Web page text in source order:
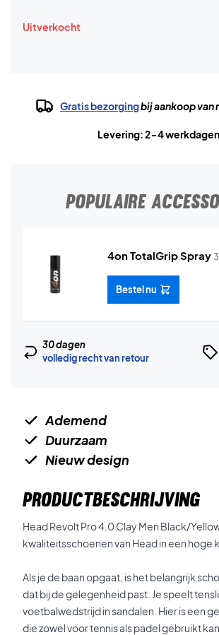
Uitverkocht
Gratis bezorgingbij aankoop van
Levering: 2-4 werkdagen
POPULAIRE
4on TotalGrip Spray
Bestel nu
30 dagen
volledig recht van retour
Ademend
Duurzaam
Nieuw design
PRODUCTBESCHRIJVING
Head Revolt Pro 4.0 Clay Men Black/
kwaliteitsschoenen van Head in een hoge
Als je de baan opgaat, is het belangrijk
dat bij de gelegenheid past. Je speelt
voetbalwedstrijd in sandalen. Hier is een
die zowel voor tennis als padel gebruikt